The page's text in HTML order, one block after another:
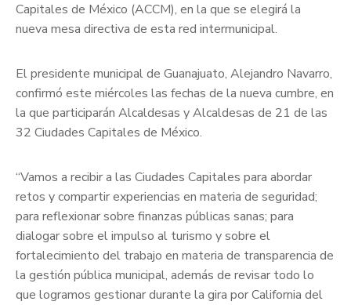
Capitales de México (ACCM), en la que se elegirá la
nueva mesa directiva de esta red intermunicipal.
El presidente municipal de Guanajuato, Alejandro Navarro,
confirmó este miércoles las fechas de la nueva cumbre, en
la que participarán Alcaldesas y Alcaldesas de 21 de las
32 Ciudades Capitales de México.
“Vamos a recibir a las Ciudades Capitales para abordar
retos y compartir experiencias en materia de seguridad;
para reflexionar sobre finanzas públicas sanas; para
dialogar sobre el impulso al turismo y sobre el
fortalecimiento del trabajo en materia de transparencia de
la gestión pública municipal, además de revisar todo lo
que logramos gestionar durante la gira por California del